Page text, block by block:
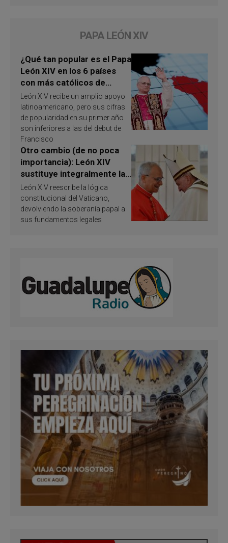
PAPA LEÓN XIV
¿Qué tan popular es el Papa
León XIV en los 6 países
con más católicos de
América Latina en 2026?
Publican resultados de
investigación
León XIV recibe un amplio apoyo
latinoamericano, pero sus cifras
de popularidad en su primer año
son inferiores a las del debut de
Francisco
Otro cambio (de no poca
importancia): León XIV
sustituye integralmente la
ley vaticana de Papa
Francisco
León XIV reescribe la lógica
constitucional del Vaticano,
devolviendo la soberanía papal a
sus fundamentos legales